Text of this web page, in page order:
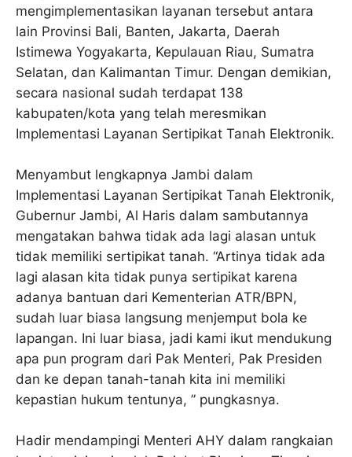
mengimplementasikan layanan tersebut antara
lain Provinsi Bali, Banten, Jakarta, Daerah
Istimewa Yogyakarta, Kepulauan Riau, Sumatra
Selatan, dan Kalimantan Timur. Dengan demikian,
secara nasional sudah terdapat 138
kabupaten/kota yang telah meresmikan
Implementasi Layanan Sertipikat Tanah Elektronik.
Menyambut lengkapnya Jambi dalam
Implementasi Layanan Sertipikat Tanah Elektronik,
Gubernur Jambi, Al Haris dalam sambutannya
mengatakan bahwa tidak ada lagi alasan untuk
tidak memiliki sertipikat tanah. “Artinya tidak ada
lagi alasan kita tidak punya sertipikat karena
adanya bantuan dari Kementerian ATR/BPN,
sudah luar biasa langsung menjemput bola ke
lapangan. Ini luar biasa, jadi kami ikut mendukung
apa pun program dari Pak Menteri, Pak Presiden
dan ke depan tanah-tanah kita ini memiliki
kepastian hukum tentunya, ” pungkasnya.
Hadir mendampingi Menteri AHY dalam rangkaian